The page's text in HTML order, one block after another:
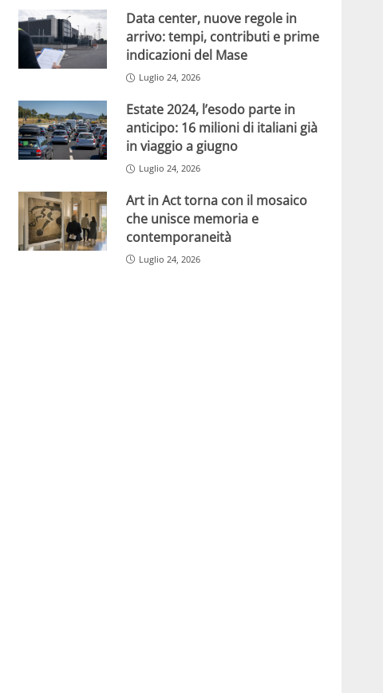
Data center, nuove regole in
arrivo: tempi, contributi e prime
indicazioni del Mase
Luglio 24, 2026
Estate 2024, l’esodo parte in
anticipo: 16 milioni di italiani già
in viaggio a giugno
Luglio 24, 2026
Art in Act torna con il mosaico
che unisce memoria e
contemporaneità
Luglio 24, 2026